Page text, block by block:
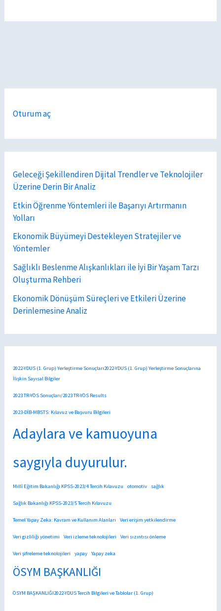
Oturum aç
Geleceği Şekillendiren Dijital Trendler ve Teknolojiler
Üzerine Derin Bir Analiz
Etkin Öğrenme Yöntemleri ile Başarıyı Artırmanın
Yolları
Ekonomik Büyümeyi Destekleyen Stratejiler ve
Yöntemler
Sağlıklı Beslenme Alışkanlıkları ile İyi Bir Yaşam Tarzı
Oluşturma Rehberi
Ekonomik Dönüşüm Süreçleri ve Etkileri Üzerine
Derinlemesine Analiz
2022-YDUS (1. Grup) Yerleştirme Sonuçları2022-YDUS (1. Grup) Yerleştirme Sonuçlarına
İlişkin Sayısal Bilgiler
2023 TR-YÖS Sonuçları/2023 TR-YÖS Results
2023-DİB-MBSTS: Kılavuz ve Başvuru Bilgileri
Adaylara ve kamuoyuna
saygıyla duyurulur.
Millî Eğitim Bakanlığı KPSS-2023/4 Tercih Kılavuzu otomotiv sağlık
Sağlık Bakanlığı KPSS-2023/5 Tercih Kılavuzu
Temel Yapay Zeka: Kavram ve Kullanım Alanları Veri erişim yetkilendirme
Veri gizliliği yönetimi Veri izleme teknolojileri Veri sızıntısı önleme
Veri şifreleme teknolojileri yapay Yapay zeka
ÖSYM BAŞKANLIĞI
ÖSYM BAŞKANLIĞI2022-YDUS Tercih Bilgileri ve Tablolar (1. Grup)